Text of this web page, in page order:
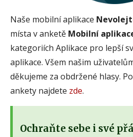
Naše mobilní aplikace
místa v anketě Mobilní
kategoriích Aplikace pro lepší
aplikace. Všem našim
děkujeme za obdržené hlasy.
ankety najdete zde.
Ochraňte sebe i své